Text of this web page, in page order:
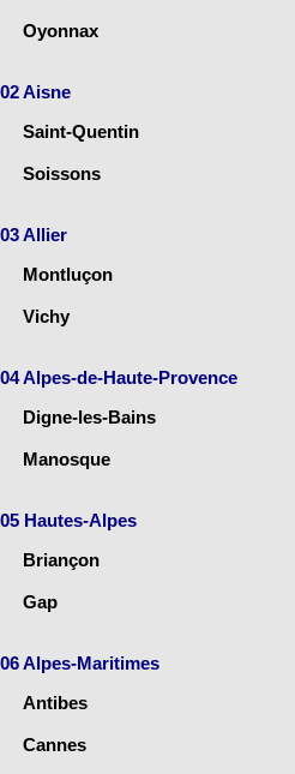
Oyonnax
02 Aisne
Saint-Quentin
Soissons
03 Allier
Montluçon
Vichy
04 Alpes-de-Haute-Provence
Digne-les-Bains
Manosque
05 Hautes-Alpes
Briançon
Gap
06 Alpes-Maritimes
Antibes
Cannes